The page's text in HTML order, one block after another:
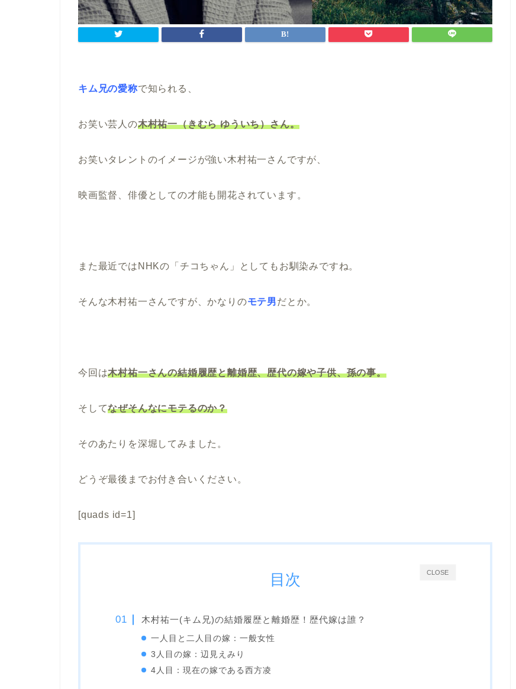
キム兄の愛称で知られる、
お笑い芸人の木村祐一（きむら ゆういち）さん。
お笑いタレントのイメージが強い木村祐一さんですが、
映画監督、俳優としての才能も開花されています。
また最近ではNHKの「チコちゃん」としてもお馴染みですね。
そんな木村祐一さんですが、かなりのモテ男だとか。
今回は木村祐一さんの結婚履歴と離婚歴、歴代の嫁や子供、孫の事。
そしてなぜそんなにモテるのか？
そのあたりを深堀してみました。
どうぞ最後までお付き合いください。
[quads id=1]
CLOSE
目次
木村祐一(キム兄)の結婚履歴と離婚歴！歴代嫁は誰？
一人目と二人目の嫁：一般女性
3人目の嫁：辺見えみり
4人目：現在の嫁である西方凌